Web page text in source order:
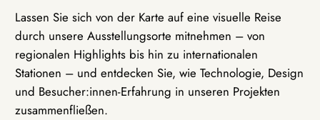
Lassen Sie sich von der Karte auf eine visuelle Reise
durch unsere Ausstellungsorte mitnehmen – von
regionalen Highlights bis hin zu internationalen
Stationen – und entdecken Sie, wie Technologie, Design
und Besucher:innen-Erfahrung in unseren Projekten
zusammenfließen.